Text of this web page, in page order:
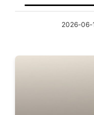
2026-06-